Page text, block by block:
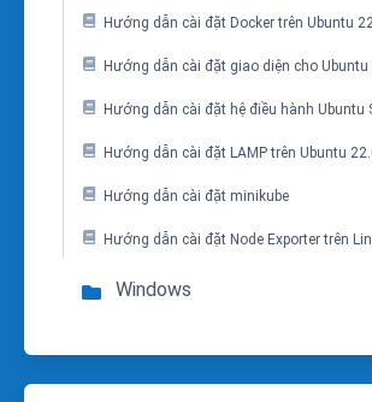
Hướng dẫn cài đặt Docker trên Ubuntu
Hướng dẫn cài đặt giao diện cho Ubuntu
Hướng dẫn cài đặt hệ điều hành Ubuntu
Hướng dẫn cài đặt LAMP trên Ubuntu
Hướng dẫn cài đặt minikube
Hướng dẫn cài đặt Node Exporter trên
Windows